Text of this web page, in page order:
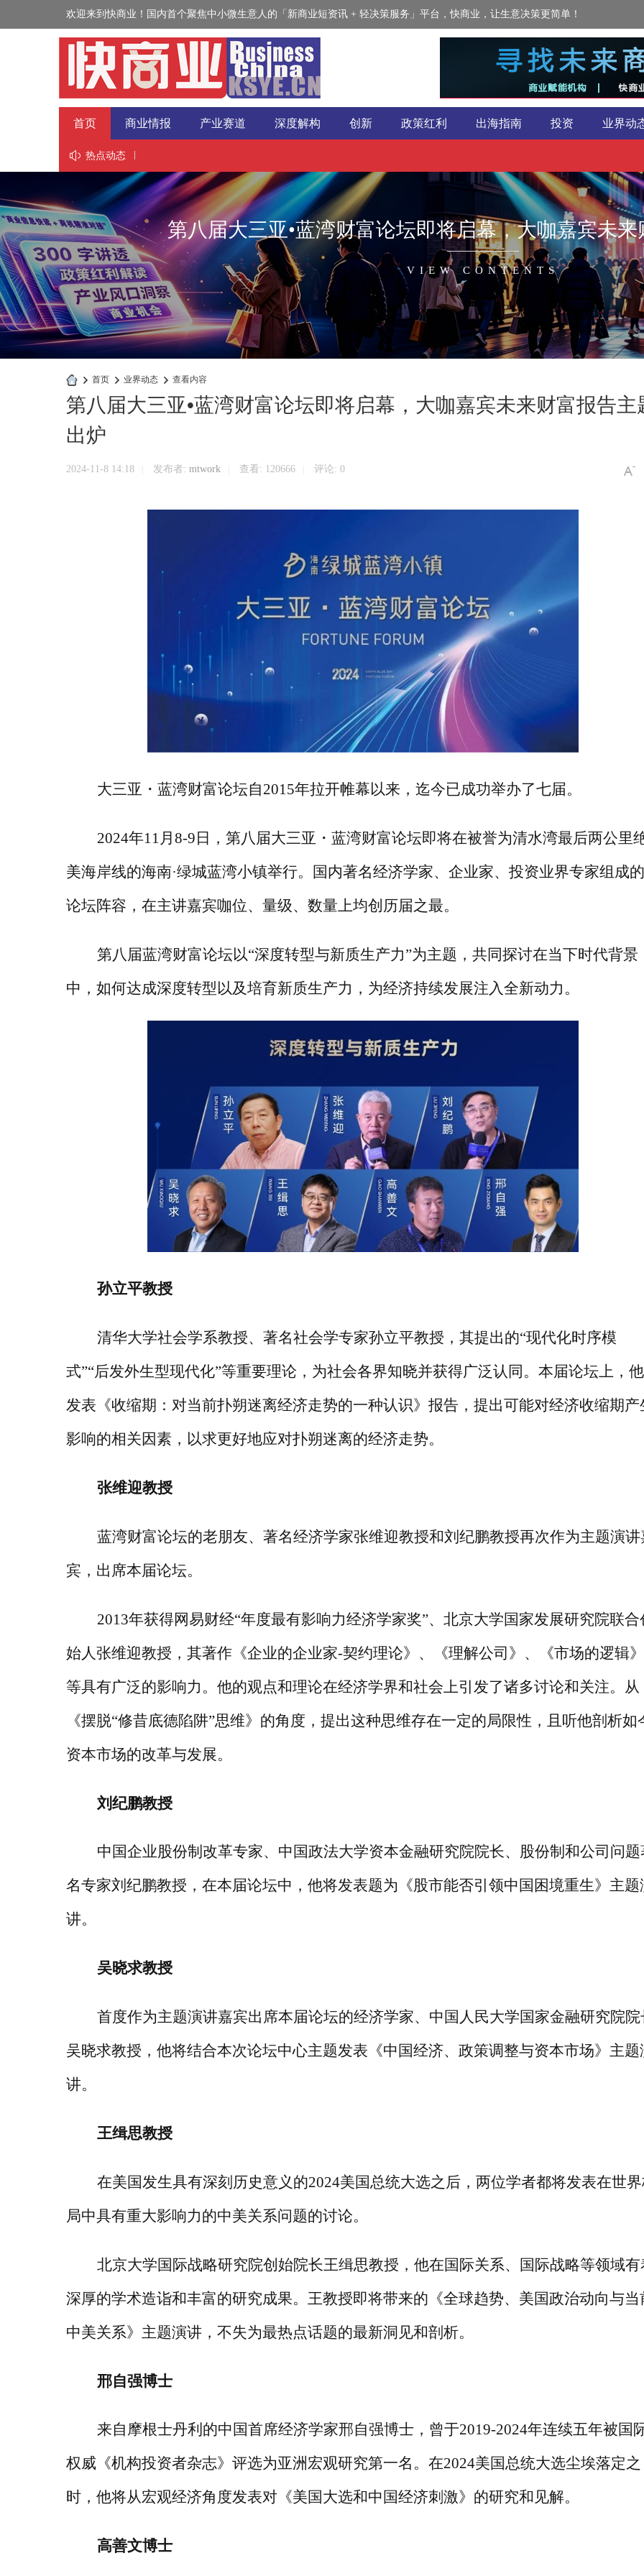
欢迎来到快商业！国内首个聚焦中小微生意人的「新商业短资讯 + 轻决策服务」平台，快商业，让生意决策更简单！
首页 商业情报 产业赛道 深度解构 创新 政策红利 出海指南 投资 业界动
视野热点动态
第八届大三亚•蓝湾财富论坛即将启幕，大咖嘉宾未
VIEW CONTENTS
快
业
官
› 首页 › 业界动态 › 查看内容
第八届大三亚•蓝湾财富论坛即将启幕，大咖嘉宾未来财富报告主
出炉
2024-11-8 14:18 发布者: mtwork 查看: 120666 评论: 0
大三亚・蓝湾财富论坛自2015年拉开帷幕以来，迄今已成功举办了七届。
2024年11月8-9日，第八届大三亚・蓝湾财富论坛即将在被誉为清水湾最后两公里
美海岸线的海南·绿城蓝湾小镇举行。国内著名经济学家、企业家、投资业界专家组成的
论坛阵容，在主讲嘉宾咖位、量级、数量上均创历届之最。
第八届蓝湾财富论坛以“深度转型与新质生产力”为主题，共同探讨在当下时代背景
中，如何达成深度转型以及培育新质生产力，为经济持续发展注入全新动力。
孙立平教授
清华大学社会学系教授、著名社会学专家孙立平教授，其提出的“现代化时序模
式”“后发外生型现代化”等重要理论，为社会各界知晓并获得广泛认同。本届论坛上，
发表《收缩期：对当前扑朔迷离经济走势的一种认识》报告，提出可能对经济收缩期产
影响的相关因素，以求更好地应对扑朔迷离的经济走势。
张维迎教授
蓝湾财富论坛的老朋友、著名经济学家张维迎教授和刘纪鹏教授再次作为主题演讲
宾，出席本届论坛。
2013年获得网易财经“年度最有影响力经济学家奖”、北京大学国家发展研究院联合
始人张维迎教授，其著作《企业的企业家-契约理论》、《理解公司》、《市场的逻辑》
等具有广泛的影响力。他的观点和理论在经济学界和社会上引发了诸多讨论和关注。从
《摆脱“修昔底德陷阱”思维》的角度，提出这种思维存在一定的局限性，且听他剖析如
资本市场的改革与发展。
刘纪鹏教授
中国企业股份制改革专家、中国政法大学资本金融研究院院长、股份制和公司问题
名专家刘纪鹏教授，在本届论坛中，他将发表题为《股市能否引领中国困境重生》主题
讲。
吴晓求教授
首度作为主题演讲嘉宾出席本届论坛的经济学家、中国人民大学国家金融研究院院
吴晓求教授，他将结合本次论坛中心主题发表《中国经济、政策调整与资本市场》主题
讲。
王缉思教授
在美国发生具有深刻历史意义的2024美国总统大选之后，两位学者都将发表在世
局中具有重大影响力的中美关系问题的讨论。
北京大学国际战略研究院创始院长王缉思教授，他在国际关系、国际战略等领域有
深厚的学术造诣和丰富的研究成果。王教授即将带来的《全球趋势、美国政治动向与当
中美关系》主题演讲，不失为最热点话题的最新洞见和剖析。
邢自强博士
来自摩根士丹利的中国首席经济学家邢自强博士，曾于2019-2024年连续五年被国
权威《机构投资者杂志》评选为亚洲宏观研究第一名。在2024美国总统大选尘埃落定之
时，他将从宏观经济角度发表对《美国大选和中国经济刺激》的研究和见解。
高善文博士